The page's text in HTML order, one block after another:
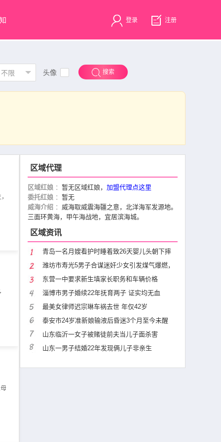
登录 注册
不限 头像 搜索
区域代理
区域红娘 ： 暂无区域红娘， 加盟代理点这里
委托红娘 ： 暂无
威海介绍 ： 威海取威震海疆之意，北洋海军发源地。
三面环黄海，甲午海战地，宜居滨海城。
区域资讯
青岛一名月嫂看护时睡着致26天婴儿头朝下摔
潍坊市寿光5男子合谋迷奸少女引发煤气爆燃，
东营一中要求新生填家长职务和车辆价格
淄博市男子婚续22年抚育两子 证实均无血
最美女律师迟宗琳车祸去世 年仅42岁
泰安市24岁准新娘输液后昏迷3个月至今未醒
山东临沂一女子被赌徒前夫当儿子面杀害
山东一男子结婚22年发现俩儿子非亲生